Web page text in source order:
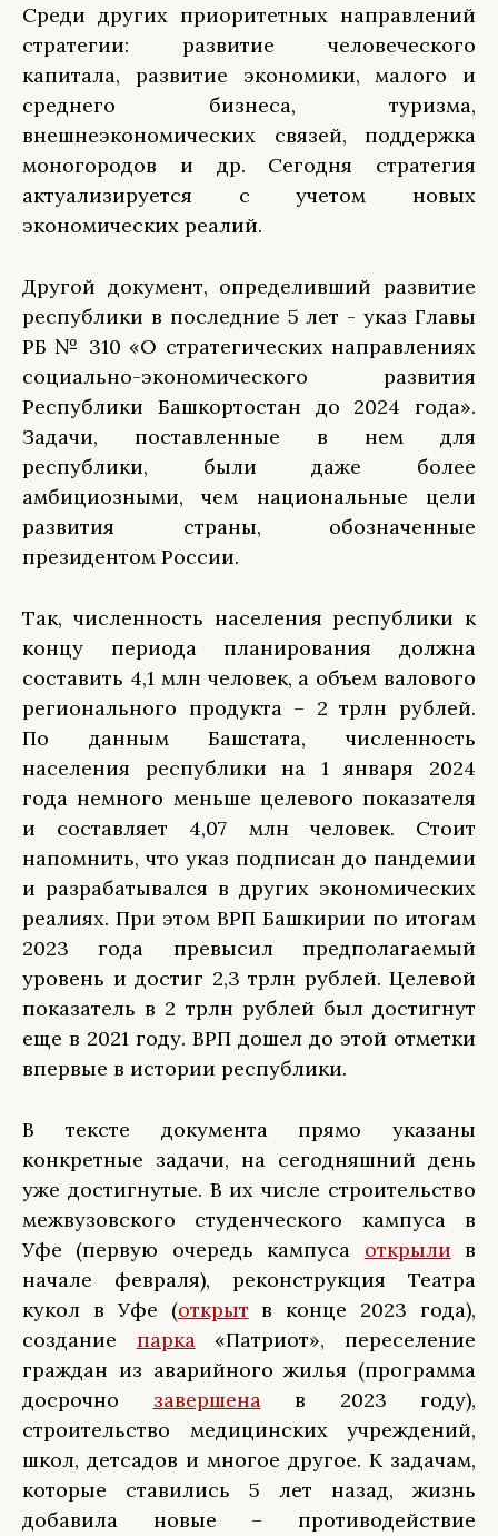
Среди других приоритетных направлений
стратегии: развитие человеческого
капитала, развитие экономики, малого и
среднего бизнеса, туризма,
внешнеэкономических связей, поддержка
моногородов и др. Сегодня стратегия
актуализируется с учетом новых
экономических реалий.
Другой документ, определивший развитие
республики в последние 5 лет - указ Главы
РБ № 310 «О стратегических направлениях
социально-экономического развития
Республики Башкортостан до 2024 года».
Задачи, поставленные в нем для
республики, были даже более
амбициозными, чем национальные цели
развития страны, обозначенные
президентом России.
Так, численность населения республики к
концу периода планирования должна
составить 4,1 млн человек, а объем валового
регионального продукта – 2 трлн рублей.
По данным Башстата, численность
населения республики на 1 января 2024
года немного меньше целевого показателя
и составляет 4,07 млн человек. Стоит
напомнить, что указ подписан до пандемии
и разрабатывался в других экономических
реалиях. При этом ВРП Башкирии по итогам
2023 года превысил предполагаемый
уровень и достиг 2,3 трлн рублей. Целевой
показатель в 2 трлн рублей был достигнут
еще в 2021 году. ВРП дошел до этой отметки
впервые в истории республики.
В тексте документа прямо указаны
конкретные задачи, на сегодняшний день
уже достигнутые. В их числе строительство
межвузовского студенческого кампуса в
Уфе (первую очередь кампуса открыли в
начале февраля), реконструкция Театра
кукол в Уфе (открыт в конце 2023 года),
создание парка«Патриот», переселение
граждан из аварийного жилья (программа
досрочно завершенав 2023 году),
строительство медицинских учреждений,
школ, детсадов и многое другое. К задачам,
которые ставились 5 лет назад, жизнь
добавила новые – противодействие